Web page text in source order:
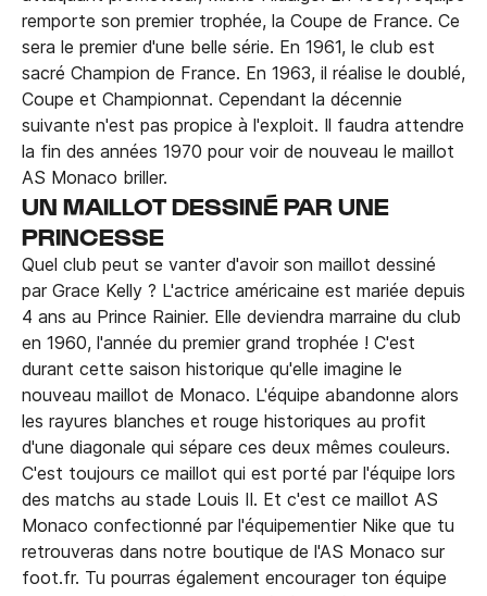
remporte son premier trophée, la Coupe de France. Ce
sera le premier d'une belle série. En 1961, le club est
sacré Champion de France. En 1963, il réalise le doublé,
Coupe et Championnat. Cependant la décennie
suivante n'est pas propice à l'exploit. Il faudra attendre
la fin des années 1970 pour voir de nouveau le maillot
AS Monaco briller.
UN MAILLOT DESSINÉ PAR UNE
PRINCESSE
Quel club peut se vanter d'avoir son maillot dessiné
par Grace Kelly ? L'actrice américaine est mariée depuis
4 ans au Prince Rainier. Elle deviendra marraine du club
en 1960, l'année du premier grand trophée ! C'est
durant cette saison historique qu'elle imagine le
nouveau maillot de Monaco. L'équipe abandonne alors
les rayures blanches et rouge historiques au profit
d'une diagonale qui sépare ces deux mêmes couleurs.
C'est toujours ce maillot qui est porté par l'équipe lors
des matchs au stade Louis II. Et c'est ce maillot AS
Monaco confectionné par l'équipementier Nike que tu
retrouveras dans notre boutique de l'AS Monaco sur
foot.fr. Tu pourras également encourager ton équipe